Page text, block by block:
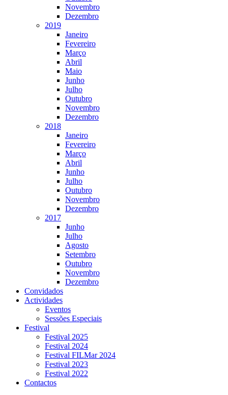
Novembro
Dezembro
2019
Janeiro
Fevereiro
Março
Abril
Maio
Junho
Julho
Outubro
Novembro
Dezembro
2018
Janeiro
Fevereiro
Março
Abril
Junho
Julho
Outubro
Novembro
Dezembro
2017
Junho
Julho
Agosto
Setembro
Outubro
Novembro
Dezembro
Convidados
Actividades
Eventos
Sessões Especiais
Festival
Festival 2025
Festival 2024
Festival FILMar 2024
Festival 2023
Festival 2022
Contactos